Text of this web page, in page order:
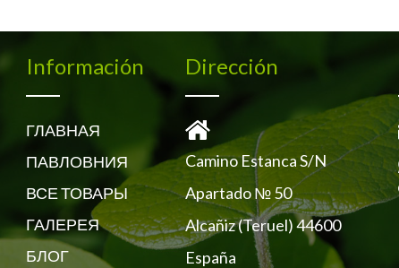
Información
ГЛАВНАЯ
ПАВЛОВНИЯ
ВСЕ ТОВАРЫ
ГАЛЕРЕЯ
БЛОГ
Dirección
Camino Estanca S/N
Apartado № 50
Alcañiz (Teruel) 44600
España